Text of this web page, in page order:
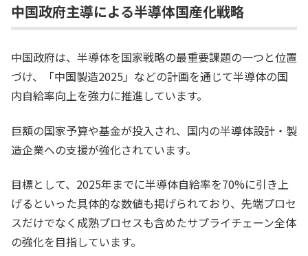
中国政府主導による半導体国産化戦略
中国政府は、半導体を国家戦略の最重要課題の一つと位置
づけ、「中国製造2025」などの計画を通じて半導体の国
内自給率向上を強力に推進しています。
巨額の国家予算や基金が投入され、国内の半導体設計・製
造企業への支援が強化されています。
目標として、2025年までに半導体自給率を70%に引き上
げるといった具体的な数値も掲げられており、先端プロセ
スだけでなく成熟プロセスも含めたサプライチェーン全体
の強化を目指しています。